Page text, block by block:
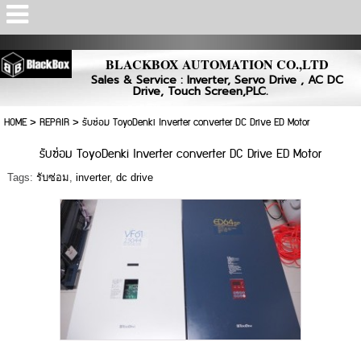
BLACKBOX AUTOMATION CO.,LTD
Sales & Service : Inverter, Servo Drive , AC DC
Drive, Touch Screen,PLC.
HOME>REPAIR>รับซ่อม ToyoDenki Inverter converter DC Drive ED Motor
รับซ่อม ToyoDenki Inverter converter DC Drive ED Motor
Tags: รับซ่อม, inverter, dc drive